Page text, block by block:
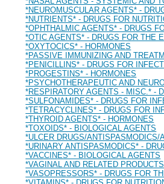
*NEUROMUSCULAR AGENTS* -
*NUTRIENTS* - DRUGS FOR
*OPHTHALMIC AGENTS* - DRUGS
*OTIC AGENTS* - DRUGS FOR THE
*OXYTOCICS* - HORMONES
*PASSIVE IMMUNIZING AND
*PENICILLINS* - DRUGS FOR
*PROGESTINS* - HORMONES
*PSYCHOTHERAPEUTIC AND
*RESPIRATORY AGENTS - MISC.* -
*SULFONAMIDES* - DRUGS FOR
*TETRACYCLINES* - DRUGS FOR
*THYROID AGENTS* - HORMONES
*TOXOIDS* - BIOLOGICAL AGENTS
*ULCER DRUGS/
*URINARY ANTISPASMODICS* -
*VACCINES* - BIOLOGICAL AGENTS
*VAGINAL AND RELATED
*VASOPRESSORS* - DRUGS FOR
*VITAMINS* - DRUGS FOR